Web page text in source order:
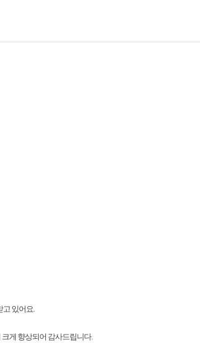
고 있어요.
게 향상되어 감사드립니다.